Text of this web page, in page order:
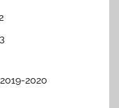
2020